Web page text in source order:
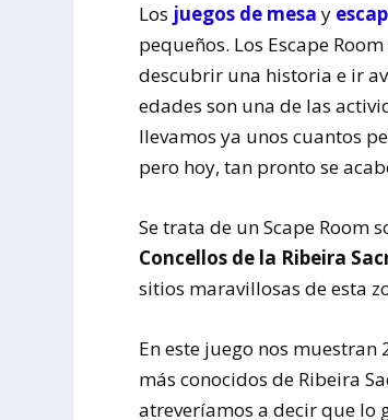
Los juegos de mesa y
pequeños. Los Escape
descubrir una historia e ir
edades son una de las
llevamos ya unos cuantos
pero hoy, tan pronto se
Se trata de un Scape Room
Concellos de la Ribeira
sitios maravillosas de esta
En este juego nos
más conocidos de Ribeira
atreveríamos a decir que lo